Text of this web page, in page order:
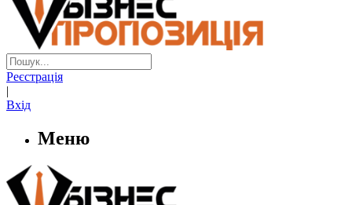
Реєстрація
|
Вхід
Меню